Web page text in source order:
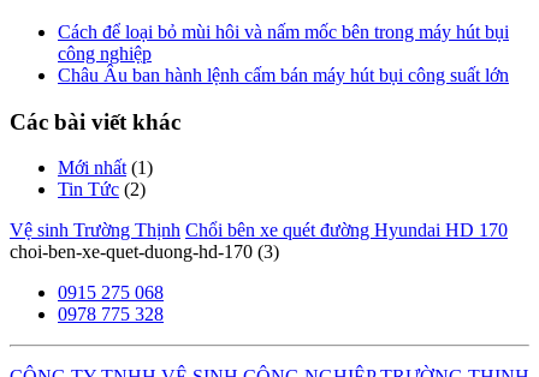
Cách để loại bỏ mùi hôi và nấm mốc bên trong máy hút bụi
công nghiệp
Châu Âu ban hành lệnh cấm bán máy hút bụi công suất lớn
Các bài viết khác
Mới nhất(1)
Tin Tức (2)
Vệ sinh Trường Thịnh Chổi bên xe quét đường Hyundai HD 170
choi-ben-xe-quet-duong-hd-170 (3)
0915 275 068
0978 775 328